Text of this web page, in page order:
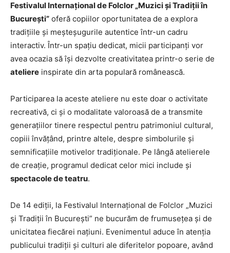
Festivalul Internațional de Folclor „Muzici și Tradiții în
București” oferă copiilor oportunitatea de a explora
tradițiile și meșteșugurile autentice într-un cadru
interactiv. Într-un spațiu dedicat, micii participanți vor
avea ocazia să își dezvolte creativitatea printr-o serie de
ateliere inspirate din arta populară românească.
Participarea la aceste ateliere nu este doar o activitate
recreativă, ci și o modalitate valoroasă de a transmite
generațiilor tinere respectul pentru patrimoniul cultural,
copiii învățând, printre altele, despre simbolurile și
semnificațiile motivelor tradiționale. Pe lângă atelierele
de creație, programul dedicat celor mici include și
spectacole de teatru.
De 14 ediții, la Festivalul Internațional de Folclor „Muzici
și Tradiții în București” ne bucurăm de frumusețea și de
unicitatea fiecărei națiuni. Evenimentul aduce în atenția
publicului tradiții și culturi ale diferitelor popoare, având